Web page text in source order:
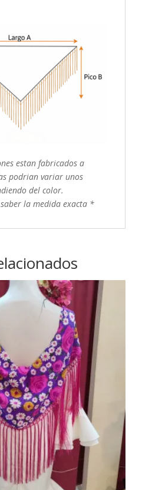
estan fabricados a
podrian variar unos
del color.
la medida exacta *